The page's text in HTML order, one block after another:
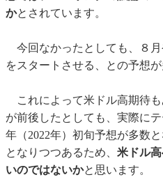
かとされています。
今回なかったとしても、８
をスタートさせる、との予想が
これによって米ドル高期待も
が前後したとしても、実際に
年（2022年）初旬予想が多数
となりつつあるため、 米ドル
いのではないかと思います。